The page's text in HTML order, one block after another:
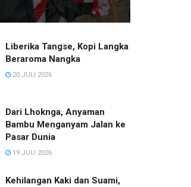
Liberika Tangse, Kopi Langka
Beraroma Nangka
20 JULI 2026
Dari Lhoknga, Anyaman
Bambu Menganyam Jalan ke
Pasar Dunia
19 JULI 2026
Kehilangan Kaki dan Suami,